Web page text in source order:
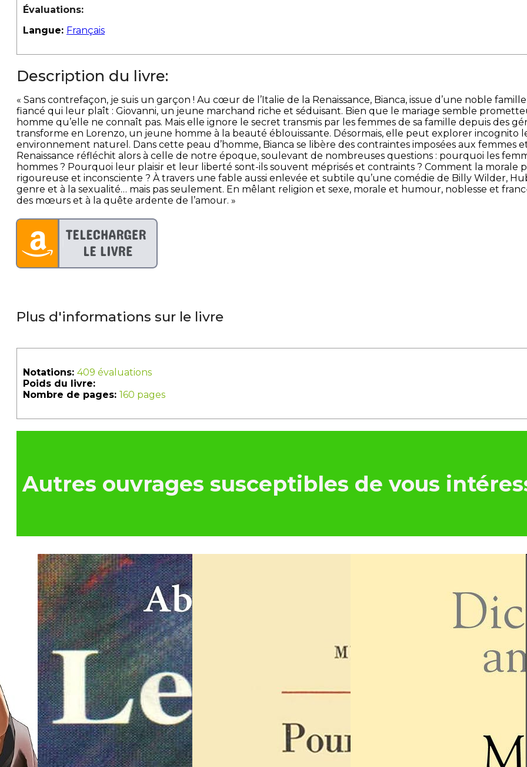
Évaluations:
Langue: Français
Description du livre:
« Sans contrefaçon, je suis un garçon ! Au cœur de l’Italie de la Renaissance, Bianca, issue d’une noble
fiancé qui leur plaît : Giovanni, un jeune marchand riche et séduisant. Bien que le mariage semble
homme qu’elle ne connaît pas. Mais elle ignore le secret transmis par les femmes de sa famille depuis des
transforme en Lorenzo, un jeune homme à la beauté éblouissante. Désormais, elle peut explorer incognito
environnement naturel. Dans cette peau d’homme, Bianca se libère des contraintes imposées aux femmes
Renaissance réfléchit alors à celle de notre époque, soulevant de nombreuses questions : pourquoi les
hommes ? Pourquoi leur plaisir et leur liberté sont-ils souvent méprisés et contraints ? Comment la
rigoureuse et inconsciente ? À travers une fable aussi enlevée et subtile qu’une comédie de Billy Wilder,
genre et à la sexualité… mais pas seulement. En mêlant religion et sexe, morale et humour, noblesse et
des mœurs et à la quête ardente de l’amour. »
Plus d'informations sur le livre
Notations: 409 évaluations
Poids du livre:
Nombre de pages: 160 pages
Autres ouvrages susceptibles de vous